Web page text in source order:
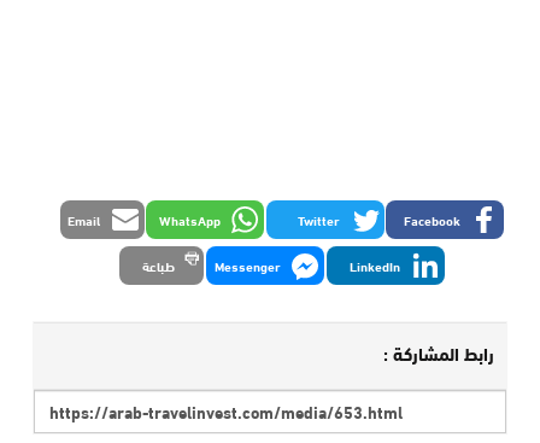
Facebook
Twitter
WhatsApp
Email
LinkedIn
Messenger طباعة
رابط المشاركة :